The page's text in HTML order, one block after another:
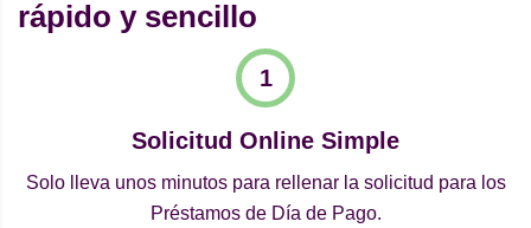
rápido y sencillo
Solicitud Online Simple
Solo lleva unos minutos para rellenar la solicitud para los
Préstamos de Día de Pago.